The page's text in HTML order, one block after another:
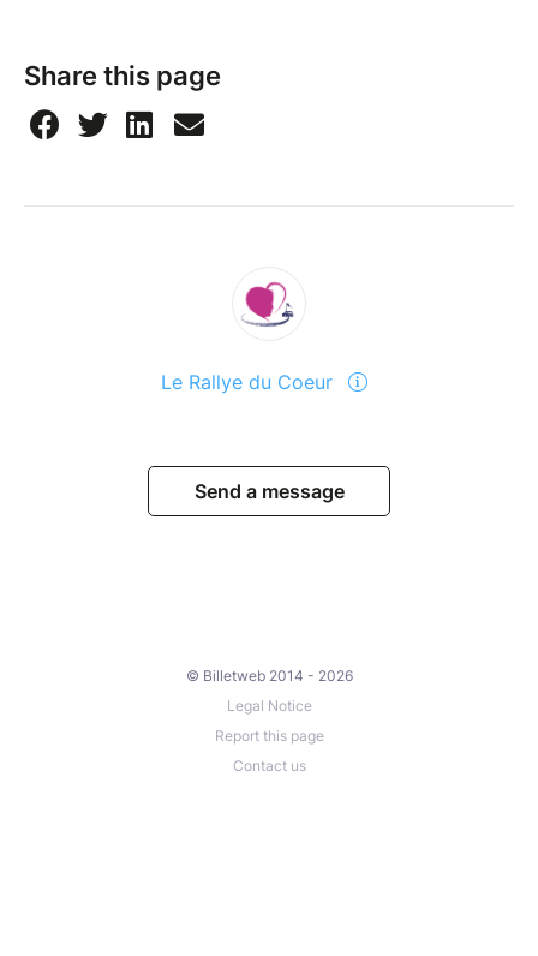
Share this page
Le Rallye du Coeur
Send a message
© Billetweb 2014 - 2026
Legal Notice
Report this page
Contact us